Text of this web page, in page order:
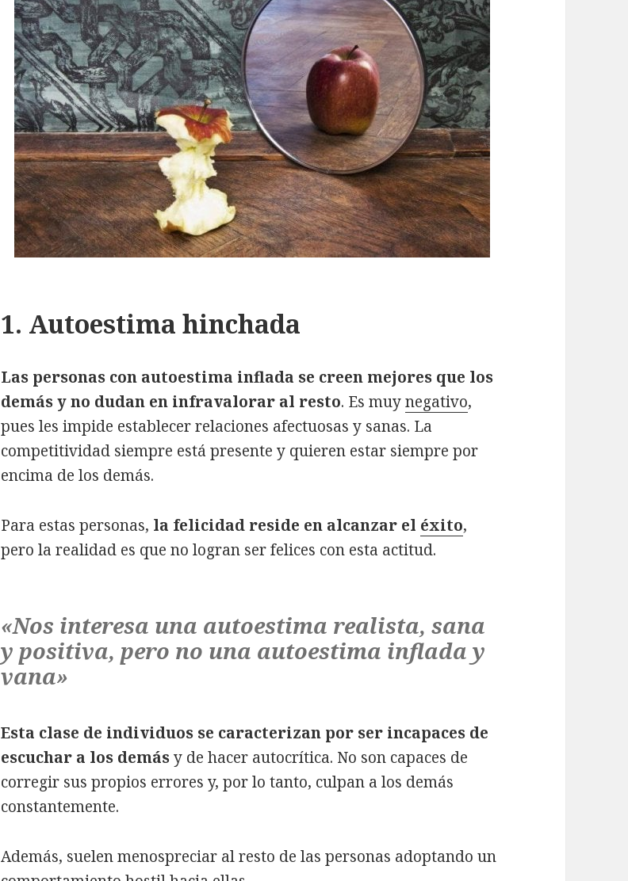
1. Autoestima hinchada
Las personas con autoestima inflada se creen mejores que los
demás y no dudan en infravalorar al resto. Es muynegativo,
pues les impide establecer relaciones afectuosas y sanas. La
competitividad siempre está presente y quieren estar siempre por
encima de los demás.
Para estas personas, la felicidad reside en alcanzar el éxito,
pero la realidad es que no logran ser felices con esta actitud.
«Nos interesa una autoestima realista, sana
y positiva, pero no una autoestima inflada y
vana»
Esta clase de individuos se caracterizan por ser incapaces de
escuchar a los demásy de hacer autocrítica. No son capaces de
corregir sus propios errores y, por lo tanto, culpan a los demás
constantemente.
Además, suelen menospreciar al resto de las personas adoptando un